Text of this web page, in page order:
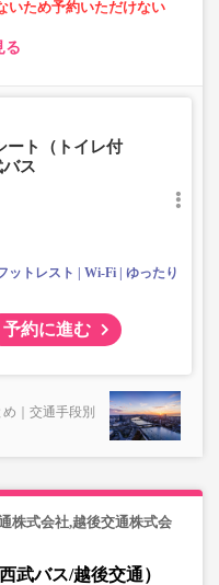
いため予約いただけない
ざいます。これに伴い、
を。
より異なります。
※車両により異なりま
。※車両により異なり
徹底。
る
ート（トイレ付
バス
ットレスト Wi-Fi
ゆったり
予約に進む
｜交通手段別
株式会社,越後交通株式会
武バス/越後交通）